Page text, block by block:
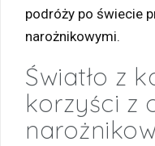
podróży po świecie
narożnikowymi.
Światło z
korzyści z